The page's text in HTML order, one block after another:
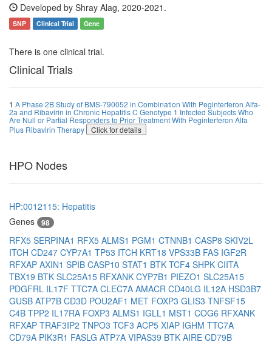
Developed by Shray Alag, 2020-2021.
SNP Clinical Trial Gene
There is one clinical trial.
Clinical Trials
1 A Phase 2B Study of BMS-790052 in Combination With Peginterferon Alfa-
2a and Ribavirin in Chronic Hepatitis C Genotype 1 Infected Subjects Who
Are Null or Partial Responders to Prior Treatment With Peginterferon Alfa
Plus Ribavirin Therapy
Click for details
HPO Nodes
HP:0012115: Hepatitis
Genes
98
RFX5 SERPINA1 RFX5 ALMS1 PGM1 CTNNB1 CASP8 SKIV2L
ITCH CD247 CYP7A1 TP53 ITCH KRT18 VPS33B FAS IGF2R
RFXAP AXIN1 SPIB CASP10 STAT1 BTK TCF4 SHPK CIITA
TBX19 BTK SLC25A15 RFXANK CYP7B1 PIEZO1 SLC25A15
PDGFRL IL17F TTC7A CLEC7A AMACR CD40LG IL12A HSD3B7
GUSB ATP7B CD3D POU2AF1 MET FOXP3 GLIS3 TNFSF15
C4B TPP2 IL17RA FOXP3 ALMS1 IGLL1 MST1 COG6 RFXANK
RFXAP TRAF3IP2 TNPO3 TCF3 ACP5 XIAP IGHM TTC7A
CD79A PIK3R1 FASLG ATP7A VIPAS39 BTK AIRE CD79B